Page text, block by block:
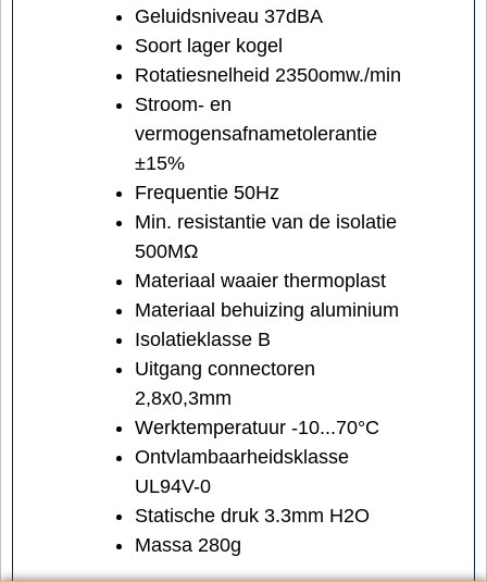
Geluidsniveau 37dBA
Soort lager kogel
Rotatiesnelheid 2350omw./min
Stroom- en
vermogensafnametolerantie
±15%
Frequentie 50Hz
Min. resistantie van de isolatie
500MΩ
Materiaal waaier thermoplast
Materiaal behuizing aluminium
Isolatieklasse B
Uitgang connectoren
2,8x0,3mm
Werktemperatuur -10...70°C
Ontvlambaarheidsklasse
UL94V-0
Statische druk 3.3mm H2O
Massa 280g